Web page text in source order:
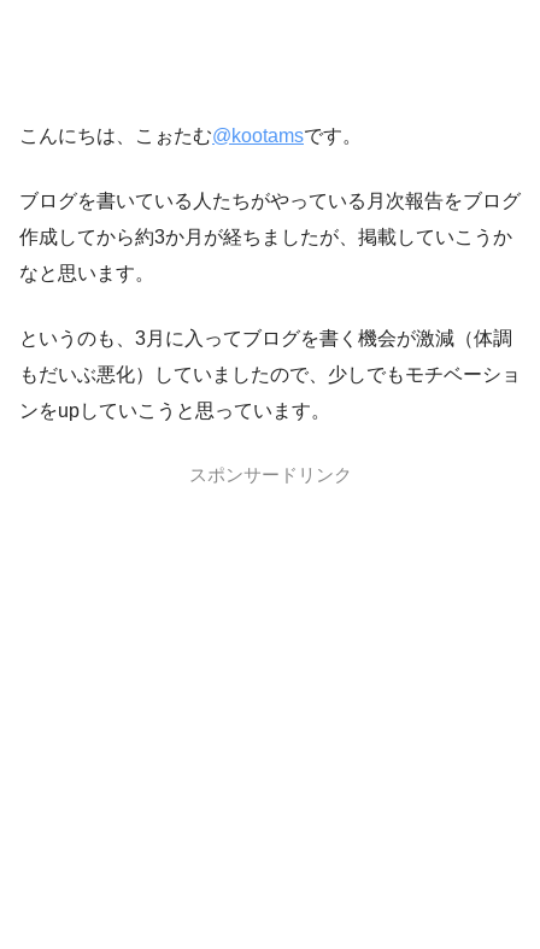
こんにちは、こぉたむ@kootamsです。
ブログを書いている人たちがやっている月次報告をブログ
作成してから約3か月が経ちましたが、掲載していこうか
なと思います。
というのも、3月に入ってブログを書く機会が激減（体調
もだいぶ悪化）していましたので、少しでもモチベーショ
ンをupしていこうと思っています。
スポンサードリンク